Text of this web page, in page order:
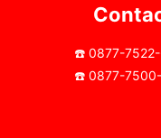
☎️ 0877-
☎️ 0877-